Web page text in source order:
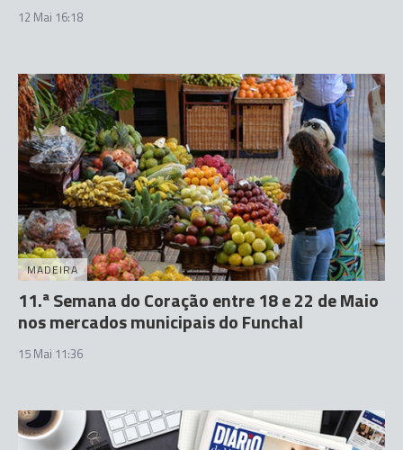
12 Mai 16:18
MADEIRA
11.ª Semana do Coração entre 18 e 22 de Maio
nos mercados municipais do Funchal
15 Mai 11:36